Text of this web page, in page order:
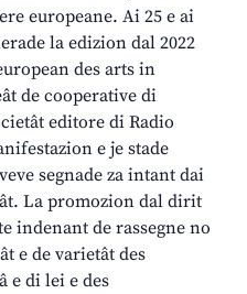
europeane. Ai 25 e ai
la edizion dal 2022
des arts in
de cooperative di
editore di Radio
e je stade
segnade za intant dai
La promozion dal dirit
indenant de rassegne no
e de varietât des
e di lei e des